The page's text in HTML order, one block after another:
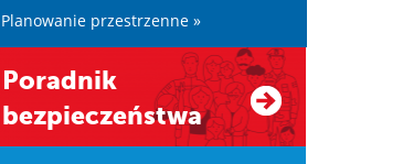
Planowanie przestrzenne »
Poradnik
bezpieczeństwa